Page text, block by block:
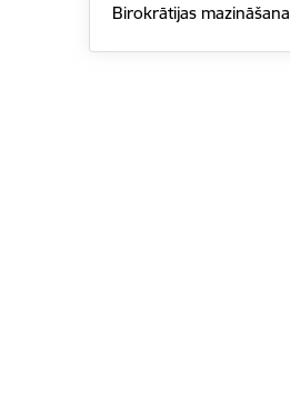
Birokrātijas mazināšana